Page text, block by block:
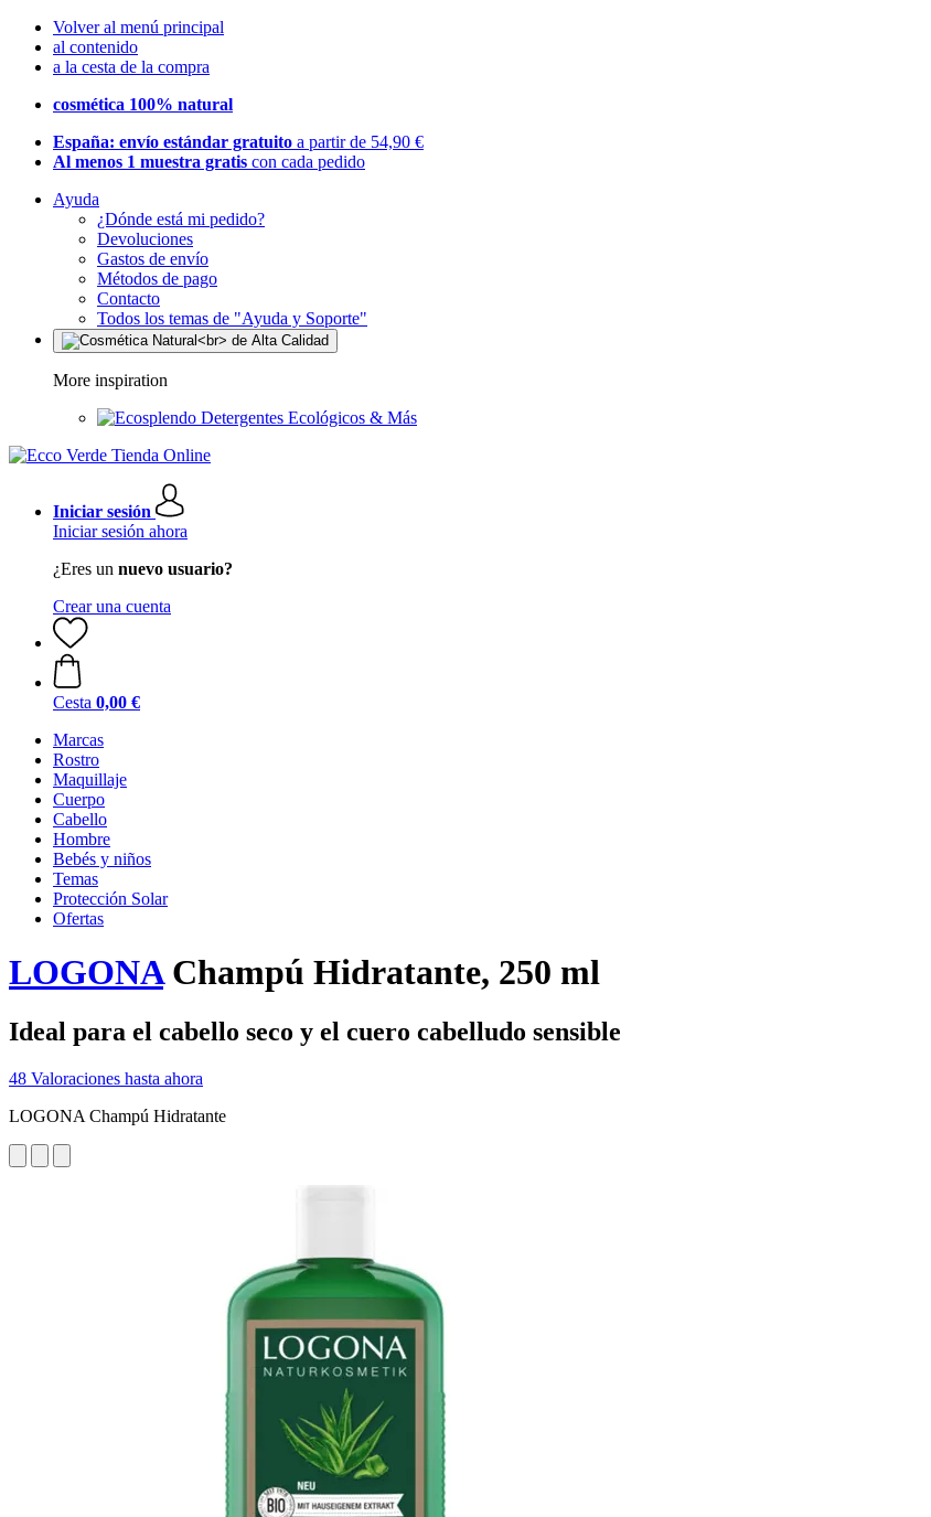
Volver al menú principal
al contenido
a la cesta de la compra
cosmética 100% natural
España: envío estándar gratuito a partir de 54,90 €
Al menos 1 muestra gratis con cada pedido
Ayuda
¿Dónde está mi pedido?
Devoluciones
Gastos de envío
Métodos de pago
Contacto
Todos los temas de "Ayuda y Soporte"
More inspiration
Detergentes Ecológicos & Más
Iniciar sesión
Iniciar sesión ahora
¿Eres un nuevo usuario?
Crear una cuenta
Cesta 0,00 €
Marcas
Rostro
Maquillaje
Cuerpo
Cabello
Hombre
Bebés y niños
Temas
Protección Solar
Ofertas
LOGONAChampú Hidratante, 250 ml
Ideal para el cabello seco y el cuero cabelludo sensible
48 Valoraciones hasta ahora
LOGONA Champú Hidratante